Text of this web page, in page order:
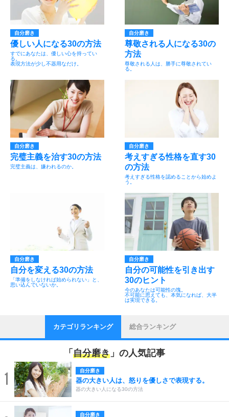
自分磨き
優しい人になる30の方法
すでにあなたは、優しい心を持ってい
る。
表現方法が少し不器用なだけ。
自分磨き
尊敬される人になる30の
方法
尊敬される人は、勝手に尊敬されてい
る。
自分磨き
完璧主義を治す30の方法
完璧主義は、嫌われるのか。
自分磨き
考えすぎる性格を直す30
の方法
考えすぎる性格を認めることから始めよ
う。
自分磨き
自分を変える30の方法
「準備をしなければ始められない」と、
思い込んでいないか。
自分磨き
自分の可能性を引き出す
30のヒント
今のあなたは可能性の塊。
不可能に思えても、本気になれば、大半
は実現できる。
カテゴリランキング 総合ランキング
「 自分磨き 」の人気記事
1 自分磨き
器の大きい人は、怒りを優しさで表現する。
器の大きい人になる30の方法
自分磨き